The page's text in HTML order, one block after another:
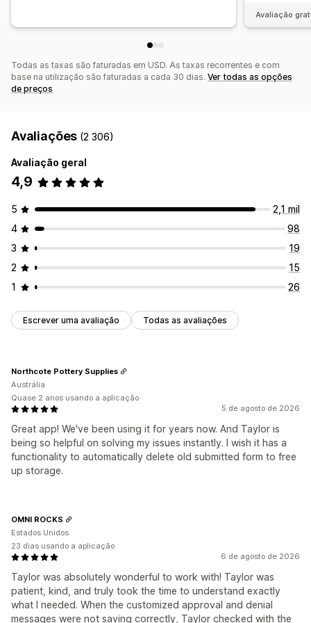
Avaliação
Todas as taxas são faturadas em USD. As taxas recorrentes e com
base na utilização são faturadas a cada 30 dias. Ver todas as opções
de preços
Avaliações (2 306)
Avaliação geral
4,9
5
2,1 mil
4
98
3
19
2
15
1
26
Escrever uma avaliação Todas as avaliações
5 de agosto de 2026
Great app! We've been using it for years now. And Taylor is
being so helpful on solving my issues instantly. I wish it has a
functionality to automatically delete old submitted form to free
up storage.
Northcote Pottery Supplies
Austrália
Quase 2 anos usando a aplicação
6 de agosto de 2026
Taylor was absolutely wonderful to work with! Taylor was
patient, kind, and truly took the time to understand exactly
what I needed. When the customized approval and denial
messages were not saving correctly, Taylor checked with the
OMNI ROCKS
Estados Unidos
23 dias usando a aplicação